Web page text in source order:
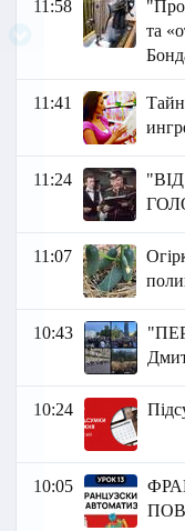
11:58
"Про
та
11:41
11:24
11:07
10:43
10:24
10:05